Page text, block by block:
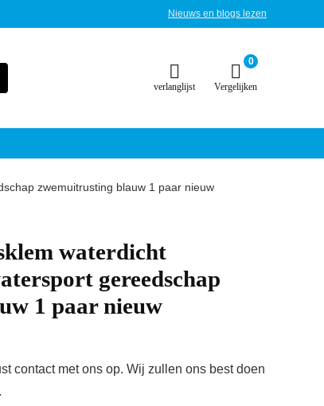
Nieuws en blogs lezen
verlanglijst
0
Vergelijken
zwemuitrusting blauw 1 paar nieuw
waterdicht
gereedschap
1 paar nieuw
contact met ons op. Wij zullen ons best doen